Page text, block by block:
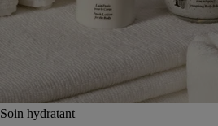
Soin hydratant